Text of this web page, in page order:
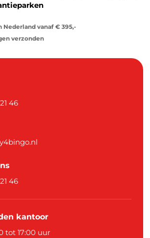
Nederland vanaf € 395,-
verzonden
46
46
kantoor
tot 17:00 uur